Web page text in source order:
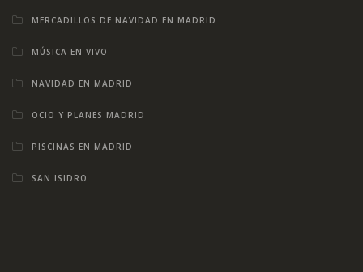
MERCADILLOS DE NAVIDAD EN MADRID
MÚSICA EN VIVO
NAVIDAD EN MADRID
OCIO Y PLANES MADRID
PISCINAS EN MADRID
SAN ISIDRO